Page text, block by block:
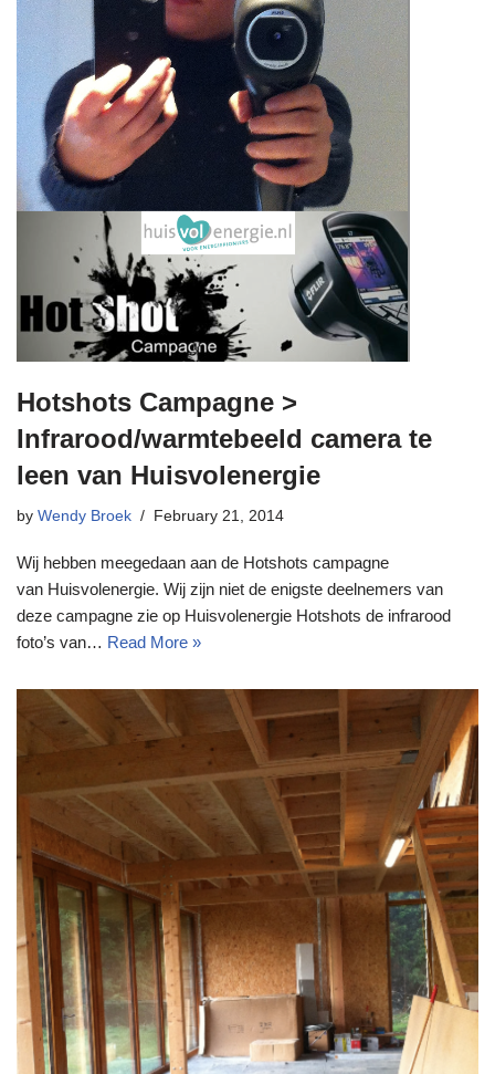
Hotshots Campagne >
Infrarood/warmtebeeld camera te
leen van Huisvolenergie
by Wendy Broek February 21, 2014
Wij hebben meegedaan aan de Hotshots campagne
van Huisvolenergie. Wij zijn niet de enigste deelnemers van
deze campagne zie op Huisvolenergie Hotshots de infrarood
foto’s van… Read More »